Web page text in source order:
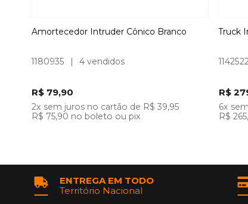
Amortecedor Intruder Cônico Branco
1180935 | 4 vendidos
R$ 79,90
2x sem juros no cartão de R$ 39,95
R$ 75,90 no boleto ou pix
Truck
R$
6x
R$
ENTREGA EM TODO
Território Nacional